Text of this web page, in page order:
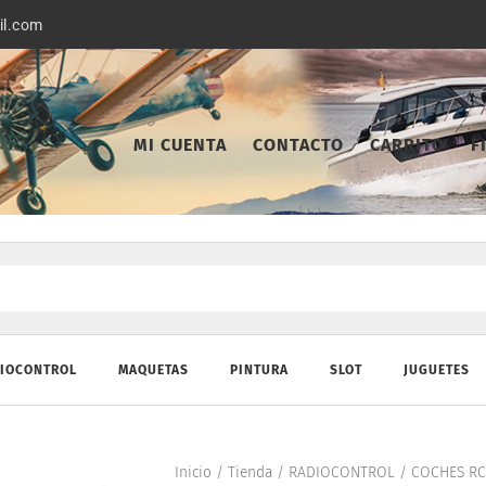
MI CUENTA CONTACTO CARRITO
MAQUETAS PINTURA SLOT JUGUETES
Inicio / Tienda/ RADIOCONTROL/ COCHES RC